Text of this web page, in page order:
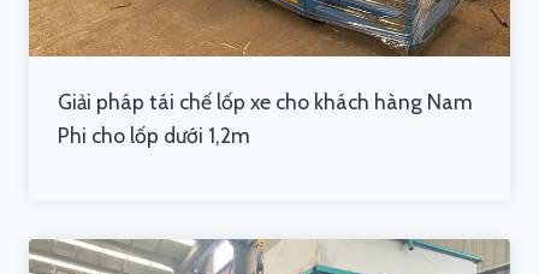
Giải pháp tái chế lốp xe cho khách hàng Nam
Phi cho lốp dưới 1,2m